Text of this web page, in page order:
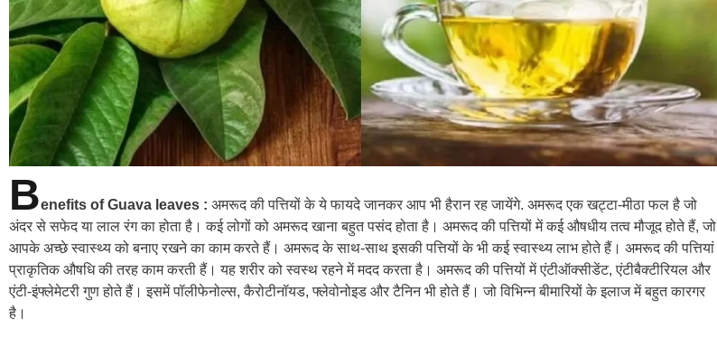
Benefits of Guava leaves : अमरूद की पत्तियों के ये फायदे जानकर आप भी हैरान रह जायेंगे. अमरूद एक खट्टा-मीठा फल है जो
अंदर से सफेद या लाल रंग का होता है। कई लोगों को अमरूद खाना बहुत पसंद होता है। अमरूद की पत्तियों में कई औषधीय तत्व मौजूद होते हैं, जो
आपके अच्छे स्वास्थ्य को बनाए रखने का काम करते हैं। अमरूद के साथ-साथ इसकी पत्तियों के भी कई स्वास्थ्य लाभ होते हैं। अमरूद की पत्तियां
प्राकृतिक औषधि की तरह काम करती हैं। यह शरीर को स्वस्थ रहने में मदद करता है। अमरूद की पत्तियों में एंटीऑक्सीडेंट, एंटीबैक्टीरियल और
एंटी-इंफ्लेमेटरी गुण होते हैं। इसमें पॉलीफेनोल्स, कैरोटीनॉयड, फ्लेवोनोइड और टैनिन भी होते हैं। जो विभिन्न बीमारियों के इलाज में बहुत कारगर
है।